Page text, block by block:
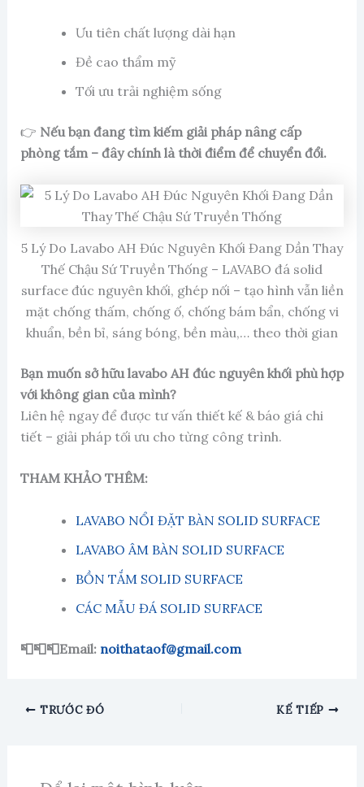
Ưu tiên chất lượng dài hạn
Đề cao thẩm mỹ
Tối ưu trải nghiệm sống
👉 Nếu bạn đang tìm kiếm giải pháp nâng cấp
phòng tắm – đây chính là thời điểm để chuyển đổi.
5 Lý Do Lavabo AH Đúc Nguyên Khối Đang Dần Thay
Thế Chậu Sứ Truyền Thống – LAVABO đá solid
surface đúc nguyên khối, ghép nối – tạo hình vẫn liền
mặt chống thấm, chống ố, chống bám bẩn, chống vi
khuẩn, bền bỉ, sáng bóng, bền màu,… theo thời gian
Bạn muốn sở hữu lavabo AH đúc nguyên khối phù hợp
với không gian của mình?
Liên hệ ngay để được tư vấn thiết kế & báo giá chi
tiết – giải pháp tối ưu cho từng công trình.
THAM KHẢO THÊM:
LAVABO NỔI ĐẶT BÀN SOLID SURFACE
LAVABO ÂM BÀN SOLID SURFACE
BỒN TẮM SOLID SURFACE
CÁC MẪU ĐÁ SOLID SURFACE
📮📮📮Email: noithataof@gmail.com
TRƯỚC ĐÓ KẾ TIẾP